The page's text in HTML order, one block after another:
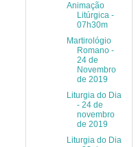
Animação
Litúrgica -
07h30m
Martirológio
Romano -
24 de
Novembro
de 2019
Liturgia do Dia
- 24 de
novembro
de 2019
Liturgia do Dia